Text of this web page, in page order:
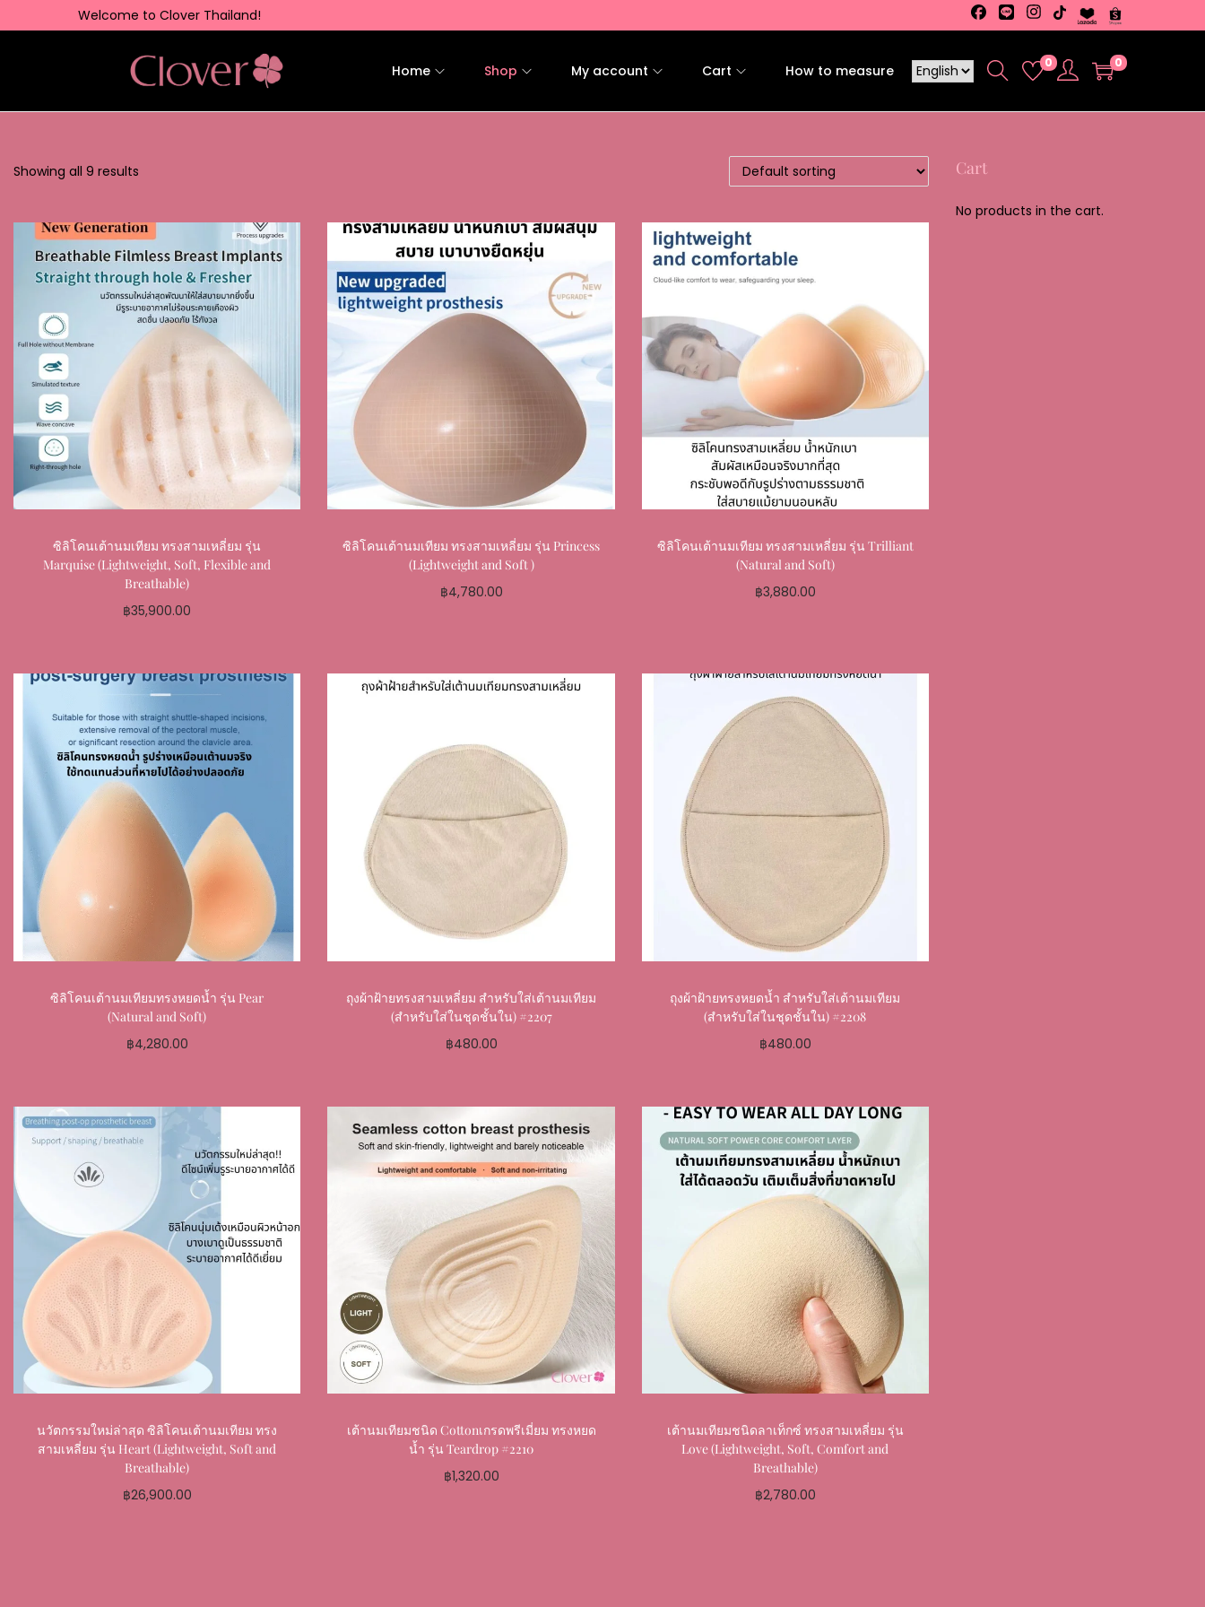
Welcome to Clover Thailand!
Home Shop My account Cart How to measure 0 0
Showing all 9 results
ซิลิโคนเต้านมเทียม ทรงสามเหลี่ยม รุ่น
Marquise (Lightweight, Soft, Flexible and
Breathable)
฿35,900.00
Add to My Favourite
ซิลิโคนเต้านมเทียม ทรงสามเหลี่ยม รุ่น Princess
(Lightweight and Soft )
฿4,780.00
ซิลิโคนเต้านมเทียม ทรงสามเหลี่ยม รุ่น Trilliant
(Natural and Soft)
฿3,880.00
ซิลิโคนเต้านมเทียมทรงหยดน้ำ รุ่น Pear
(Natural and Soft)
฿4,280.00
Add to My Favourite
ถุงผ้าฝ้ายทรงสามเหลี่ยม สำหรับใส่เต้านมเทียม
(สำหรับใส่ในชุดชั้นใน) #2207
฿480.00
Add to My Favourite
ถุงผ้าฝ้ายทรงหยดน้ำ สำหรับใส่เต้านมเทียม
(สำหรับใส่ในชุดชั้นใน) #2208
฿480.00
Add to My Favourite
นวัตกรรมใหม่ล่าสุด ซิลิโคนเต้านมเทียม ทรง
สามเหลี่ยม รุ่น Heart (Lightweight, Soft and
Breathable)
฿26,900.00
เต้านมเทียมชนิด Cottonเกรดพรีเมี่ยม ทรงหยด
น้ำ รุ่น Teardrop #2210
฿1,320.00
เต้านมเทียมชนิดลาเท็กซ์ ทรงสามเหลี่ยม รุ่น
Love (Lightweight, Soft, Comfort and
Breathable)
฿2,780.00
Cart
No products in the cart.